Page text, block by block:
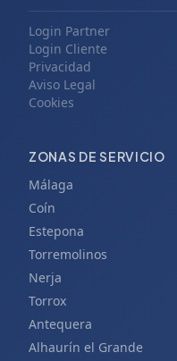
Login Partner
Login Cliente
Privacidad
Aviso Legal
Cookies
ZONAS DE SERVICIO
Málaga
Coín
Estepona
Torremolinos
Nerja
Torrox
Antequera
Alhaurín el Grande